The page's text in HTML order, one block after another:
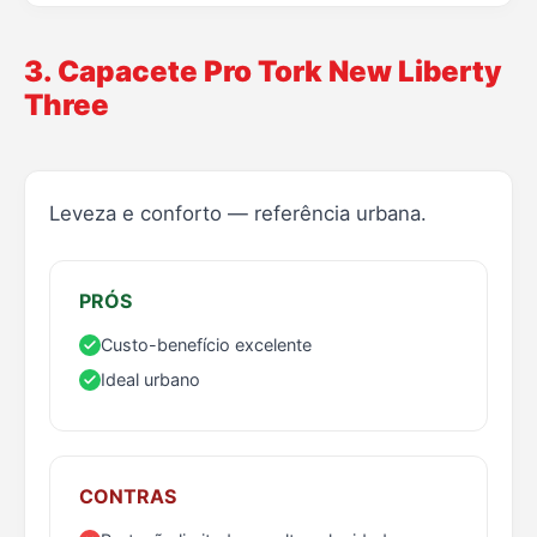
3. Capacete Pro Tork New Liberty
Three
Leveza e conforto — referência urbana.
PRÓS
Custo-benefício excelente
Ideal urbano
CONTRAS